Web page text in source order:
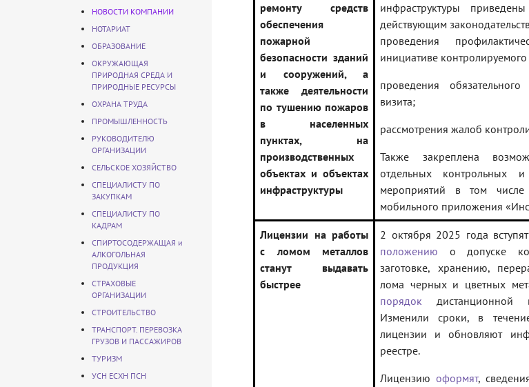
НОВОСТИ КОМПАНИИ
НОТАРИАТ
ОБРАЗОВАНИЕ
ОКРУЖАЮЩАЯ
ПРИРОДНАЯ СРЕДА И
ПРИРОДНЫЕ РЕСУРСЫ
ОХРАНА ТРУДА
ПРОМЫШЛЕННОСТЬ
РУКОВОДИТЕЛЮ
ОРГАНИЗАЦИИ
СЕЛЬСКОЕ ХОЗЯЙСТВО
СПЕЦИАЛИСТУ ПО
ЗАКУПКАМ
СПЕЦИАЛИСТУ ПО
КАДРАМ
СПИРТОСОДЕРЖАЩАЯ и
АЛКОГОЛЬНАЯ
ПРОДУКЦИЯ
СТРАХОВЫЕ
ОРГАНИЗАЦИИ
СТРОИТЕЛЬСТВО
ТРАНСПОРТ. ПЕРЕВОЗКА
ГРУЗОВ И ПАССАЖИРОВ
ТУРИЗМ
УСН ЕСХН ПСН
ремонту средств
обеспечения
пожарной
безопасности зданий
и сооружений, а
также деятельности
по тушению пожаров
в населенных
пунктах, на
производственных
объектах и объектах
инфраструктуры
инфраструктуры
действующим
проведения
инициативе
проведения обязательного
визита;
рассмотрения жалоб
Также закреплена
отдельных контрольных и
мероприятий в том числе
мобильного приложения
Лицензии на работы
с ломом металлов
станут выдавать
быстрее
2 октября 2025 года
положению о допуске
заготовке, хранению,
лома черных и цветных
порядок дистанционной
Изменили сроки, в
лицензии и обновляют
реестре.
Лицензиюоформят,